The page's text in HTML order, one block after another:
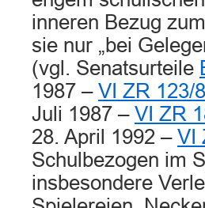
inneren Bezug
sie nur „bei
(vgl. Senatsurteile
1987 – VI ZR 123/
Juli 1987 – VI ZR
28. April 1992 – VI
Schulbezogen im
insbesondere